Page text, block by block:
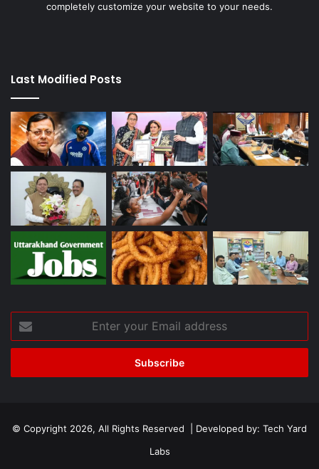
completely customize your website to your needs.
Last Modified Posts
your
Email
© Copyright 2026, All Rights Reserved | Developed by: Tech Yard
Labs